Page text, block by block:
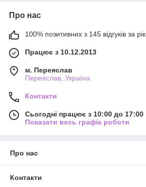
Про нас
100% позитивних з 145 відгуків за рік
Працює з 10.12.2013
м. Переяслав
Переяслав, Україна
Контакти
Сьогодні працює з 10:00 до 17:00
Показати весь графік роботи
Про нас
Контакти